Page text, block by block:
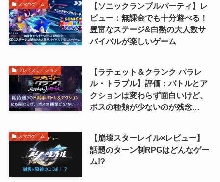
スマホゲーム
【ソニックランブルパーティ】レ
ビュー：無課金でも十分遊べる！
豊富なステージ&白熱の大人数サ
バイバルが楽しいゲーム
プレイステーション
【ラチェット＆クランク パラレ
ル・トラブル】評価：バトルとア
クションは変わらず面白いけど、
ボスの種類が少ないのが残念…
スマホゲーム
【崩壊スターレイル×レビュー】
話題のターン制RPGはどんなゲー
ム!?